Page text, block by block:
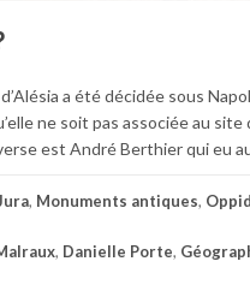
a été décidée sous
ne soit pas associée au
est André Berthier qui eu
, Monuments antiques,
, Danielle Porte,